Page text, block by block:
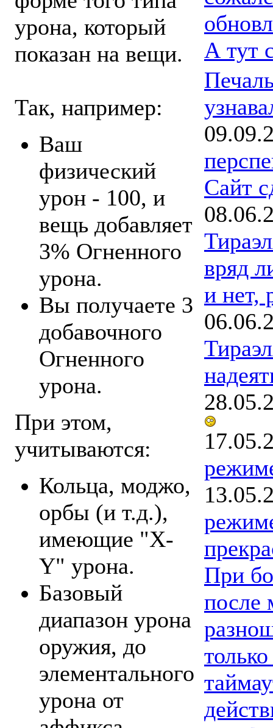
урона, который
показан на вещи.
Так, например:
Ваш
физический
урон - 100, и
вещь добавляет
3% Огненного
урона.
Вы получаете 3
добавочного
Огненного
урона.
При этом,
учитываются:
Кольца, моджо,
орбы (и т.д.),
имеющие "X-
Y" урона.
Базовый
диапазон урона
оружия, до
элементального
урона от
А тут
Сайт
вряд
и нет,
При
после